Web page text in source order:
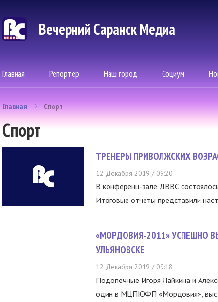
Вечерний Саранск Mедиа
Главная Репортер Наш город Социум
Главная Спорт
Спорт
ТРЕНЕРЫ ПРИВОЛЖСКИХ
12 Декабря 2019 / 09:20
В конференц-зале ДВВС
Итоговые отчеты представили
«МОРДОВИЯ-2011» УСПЕШНО
УЛЬЯНОВСКЕ
12 Декабря 2019 / 09:18
Подопечные Игоря Лайкина и
один в МЦПЮФП «Мордовия»,